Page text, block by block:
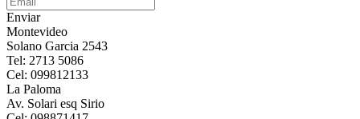
Enviar
Montevideo
Solano Garcia 2543
Tel: 2713 5086
Cel: 099812133
La Paloma
Av. Solari esq Sirio